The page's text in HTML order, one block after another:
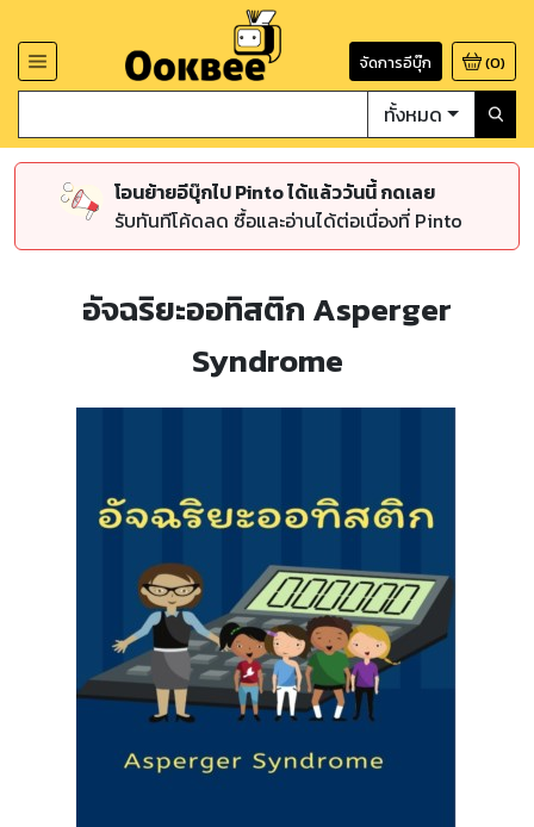
จัดการอีบุ๊ก (0)
ทั้งหมด
โอนย้ายอีบุ๊กไป Pinto ได้แล้ววันนี้ กดเลย
รับทันทีโค้ดลด ซื้อและอ่านได้ต่อเนื่องที่ Pinto
อัจฉริยะออทิสติก Asperger
Syndrome